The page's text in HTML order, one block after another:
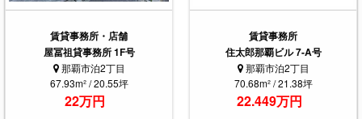
賃貸事務所・店舗
屋冨祖貸事務所 1F号
那覇市泊2丁目
67.93m² / 20.55坪
22万円
賃貸事務所
住太郎那覇ビル 7-A号
那覇市泊2丁目
70.68m² / 21.38坪
22.449万円